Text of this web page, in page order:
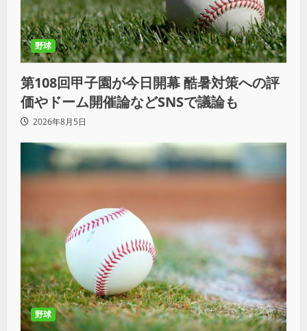
野球
第108回甲子園が今日開幕 酷暑対策への評
価やドーム開催論などSNSで議論も
2026年8月5日
野球